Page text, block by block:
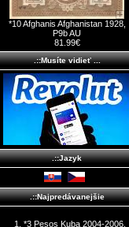
*10 Afghanis Afghanistan 1928,
P9b AU
81.99€
.::Musíte vidieť ...
.::Jazyk
.::Najpredávanejšie
*3 Pesos Kuba 2004-2006,